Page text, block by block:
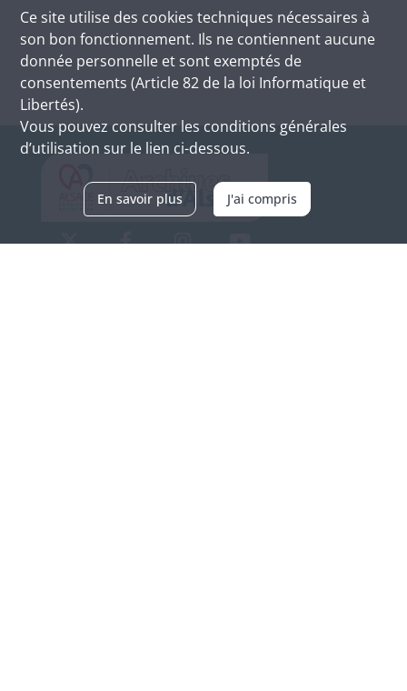
Ce site utilise des cookies techniques nécessaires à
son bon fonctionnement. Ils ne contiennent aucune
donnée personnelle et sont exemptés de
consentements (Article 82 de la loi Informatique et
Libertés).
Vous pouvez consulter les conditions générales
d’utilisation sur le lien ci-dessous.
En savoir plus J'ai compris